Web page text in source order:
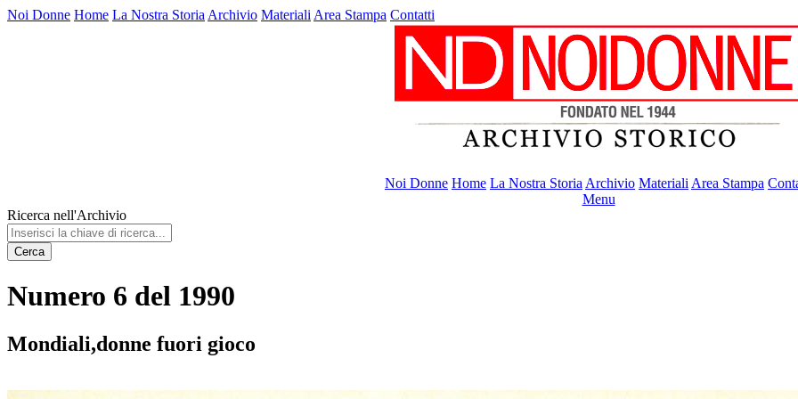
Noi Donne Home La Nostra Storia Archivio Materiali Area Stampa Contatti
Noi Donne Home La Nostra Storia Archivio Materiali Area Stampa
Menu
Ricerca nell'Archivio
Cerca
Numero 6 del 1990
Mondiali,donne fuori gioco